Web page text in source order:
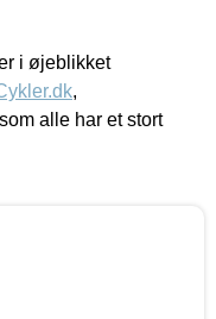
i øjeblikket
,
alle har et stort